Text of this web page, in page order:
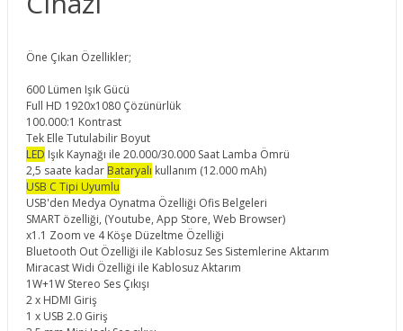
Öne Çıkan Özellikler;
600 Lümen Işık Gücü
Full HD 1920x1080 Çözünürlük
100.000:1 Kontrast
Tek Elle Tutulabilir Boyut
LED Işık Kaynağı ile 20.000/30.000 Saat Lamba Ömrü
2,5 saate kadar Bataryalı kullanım (12.000 mAh)
USB C Tipi Uyumlu
USB'den Medya Oynatma Özelliği Ofis Belgeleri
SMART özelliği, (Youtube, App Store, Web Browser)
x1.1 Zoom ve 4 Köşe Düzeltme Özelliği
Bluetooth Out Özelliği ile Kablosuz Ses Sistemlerine Aktarım
Miracast Widi Özelliği ile Kablosuz Aktarım
1W+1W Stereo Ses Çıkışı
2 x HDMI Giriş
1 x USB 2.0 Giriş